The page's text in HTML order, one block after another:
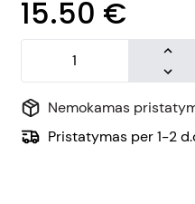
15.50 €
Nemokamas
Pristatymas per 1-2